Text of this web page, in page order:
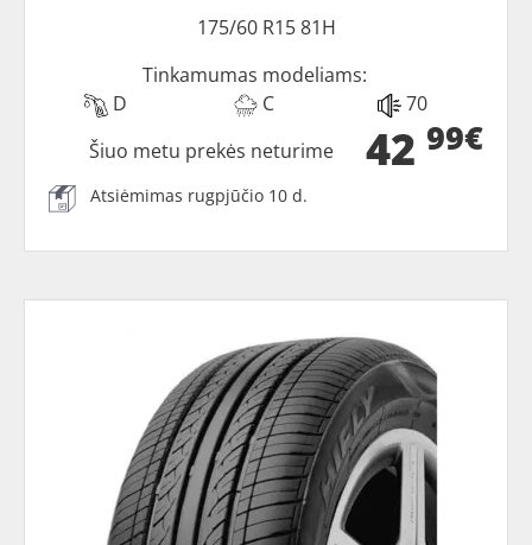
175/60 R15 81H
Tinkamumas modeliams:
D
C 70
42 99€
Šiuo metu prekės neturime
Atsiėmimas rugpjūčio 10 d.